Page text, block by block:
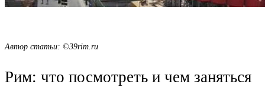
Автор статьи: ©39rim.ru
Рим: что посмотреть и чем заняться